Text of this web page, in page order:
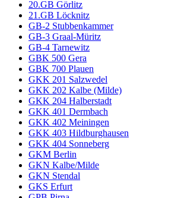
20.GB Görlitz
21.GB Löcknitz
GB-2 Stubbenkammer
GB-3 Graal-Müritz
GB-4 Tarnewitz
GBK 500 Gera
GBK 700 Plauen
GKK 201 Salzwedel
GKK 202 Kalbe (Milde)
GKK 204 Halberstadt
GKK 401 Dermbach
GKK 402 Meiningen
GKK 403 Hildburghausen
GKK 404 Sonneberg
GKM Berlin
GKN Kalbe/Milde
GKN Stendal
GKS Erfurt